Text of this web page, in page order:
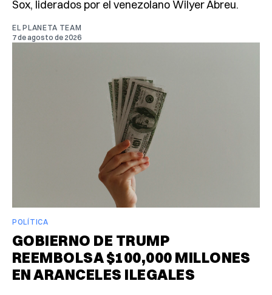
Sox, liderados por el venezolano Wilyer Abreu.
EL PLANETA TEAM
7 de agosto de 2026
POLÍTICA
GOBIERNO DE TRUMP
REEMBOLSA $100,000 MILLONES
EN ARANCELES ILEGALES